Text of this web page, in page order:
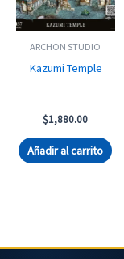
ARCHON STUDIO
Kazumi Temple
$1,880.00
Añadir al carrito